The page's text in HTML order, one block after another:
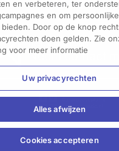
Heeft u hulp nodig?
Neem contact
en verbeteren, ter
en om
Door op de knop
doen gelden. Zie
voor meer informatie
Uw privacyrechten
Alles afwijzen
Cookies accepteren